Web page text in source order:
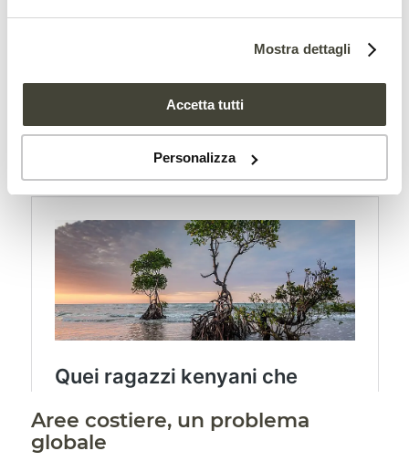
Mostra dettagli
Accetta tutti
Personalizza
climatico cancellerà parte delle
umidenordamericane e ne sconvolgerà i
regimi stagionali.
Aree costiere, un problema
globale